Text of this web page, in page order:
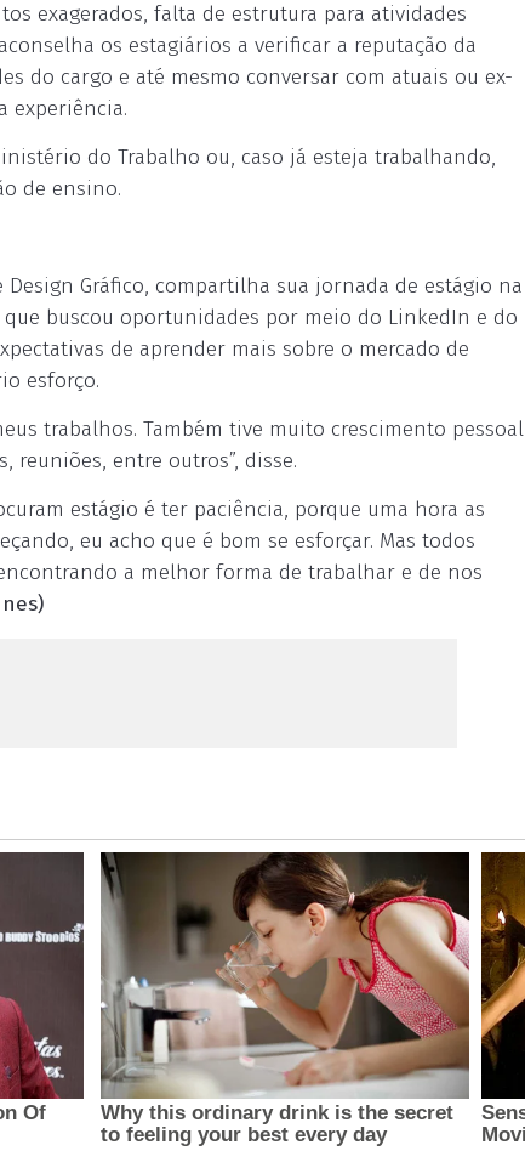
exagerados, falta de estrutura para atividades
os estagiários a verificar a reputação da
do cargo e até mesmo conversar com atuais ou ex-
experiência.
do Trabalho ou, caso já esteja trabalhando,
de ensino.
Gráfico, compartilha sua jornada de estágio na
buscou oportunidades por meio do LinkedIn e do
de aprender mais sobre o mercado de
esforço.
trabalhos. Também tive muito crescimento pessoal
reuniões, entre outros”, disse.
estágio é ter paciência, porque uma hora as
eu acho que é bom se esforçar. Mas todos
a melhor forma de trabalhar e de nos